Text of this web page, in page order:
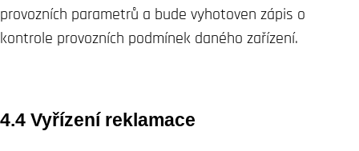
provozních parametrů a bude vyhotoven zápis o
kontrole provozních podmínek daného zařízení.
4.4 Vyřízení reklamace